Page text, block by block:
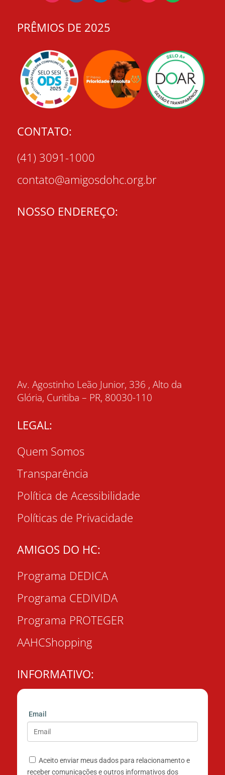
PRÊMIOS DE 2025
CONTATO:
(41) 3091-1000
contato@amigosdohc.org.br
NOSSO ENDEREÇO:
Av. Agostinho Leão Junior, 336 , Alto da
Glória, Curitiba – PR, 80030-110
LEGAL:
Quem Somos
Transparência
Política de Acessibilidade
Políticas de Privacidade
AMIGOS DO HC:
Programa DEDICA
Programa CEDIVIDA
Programa PROTEGER
AAHCShopping
INFORMATIVO:
Email
Aceito enviar meus dados para relacionamento e
receber comunicações e outros informativos dos